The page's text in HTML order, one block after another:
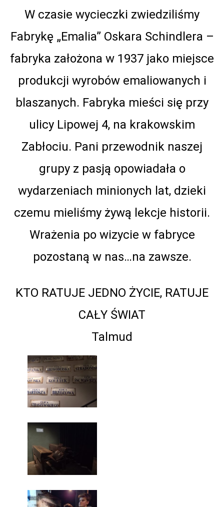
W czasie wycieczki zwiedziliśmy
Fabrykę „Emalia” Oskara Schindlera –
fabryka założona w 1937 jako miejsce
produkcji wyrobów emaliowanych i
blaszanych. Fabryka mieści się przy
ulicy Lipowej 4, na krakowskim
Zabłociu. Pani przewodnik naszej
grupy z pasją opowiadała o
wydarzeniach minionych lat, dzieki
czemu mieliśmy żywą lekcje historii.
Wrażenia po wizycie w fabryce
pozostaną w nas…na zawsze.
KTO RATUJE JEDNO ŻYCIE, RATUJE
CAŁY ŚWIAT
Talmud